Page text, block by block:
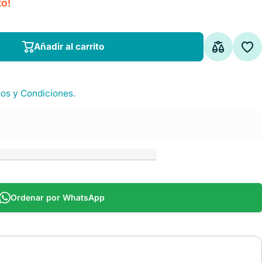
Añadir al carrito
y Condiciones.
Ordenar por WhatsApp